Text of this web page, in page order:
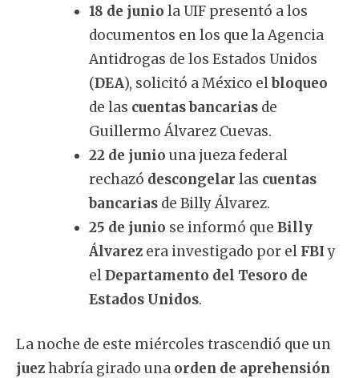
18 de junio la UIF presentó a los
documentos en los que la Agencia
Antidrogas de los Estados Unidos
(DEA), solicitó a México elbloqueo
de las cuentas bancarias de
Guillermo Álvarez Cuevas.
22 de junio una jueza federal
rechazó descongelar las cuentas
bancarias de Billy Álvarez.
25 de junio se informó que Billy
Álvarez era investigado por el FBIy
elDepartamento del Tesoro de
Estados Unidos.
La noche de este miércoles trascendió que un
juezhabría girado una orden de aprehensión